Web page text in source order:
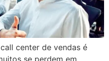
center de vendas é